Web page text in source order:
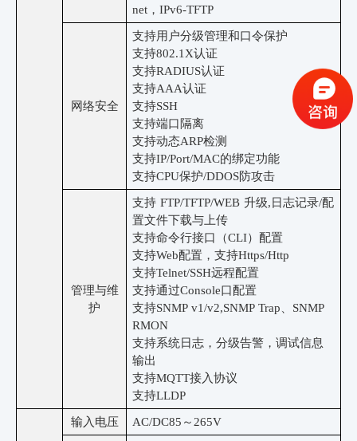
net，IPv6-TFTP
网络安全
支持用户分级管理和口令保护
支持802.1X认证
支持RADIUS认证
支持AAA认证
支持SSH
支持端口隔离
支持动态ARP检测
支持IP/Port/MAC的绑定功能
支持CPU保护/DDOS防攻击
管理与维
护
支持 FTP/TFTP/WEB 升级,日志记录/配
置文件下载与上传
支持命令行接口（CLI）配置
支持Web配置，支持Https/Http
支持Telnet/SSH远程配置
支持通过Console口配置
支持SNMP v1/v2,SNMP Trap、SNMP
RMON
支持系统日志，分级告警，调试信息
输出
支持MQTT接入协议
支持LLDP
输入电压 AC/DC85～265V